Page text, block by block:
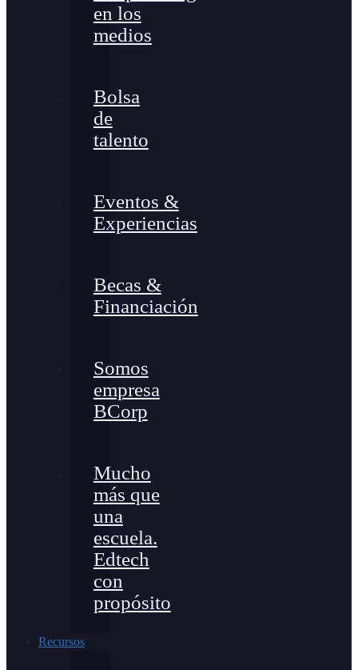
en los
medios
Bolsa
de
talento
Eventos &
Experiencias
Becas &
Financiación
Somos
empresa
BCorp
Mucho
más que
una
escuela.
Edtech
con
propósito
Recursos